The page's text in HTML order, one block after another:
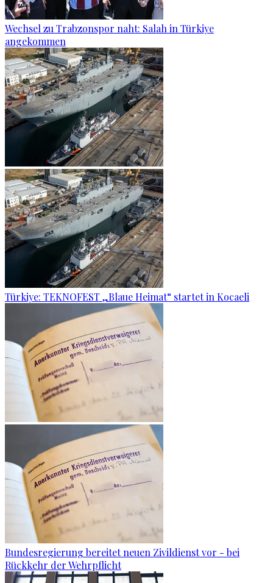
Wechsel zu Trabzonspor naht: Salah in Türkiye
angekommen
Türkiye: TEKNOFEST „Blaue Heimat“ startet in Kocaeli
Bundesregierung bereitet neuen Zivildienst vor - bei
Rückkehr der Wehrpflicht